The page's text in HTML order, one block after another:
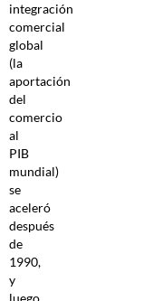
integración
comercial
global
(la
aportación
del
comercio
al
PIB
mundial)
se
aceleró
después
de
1990,
y
luego